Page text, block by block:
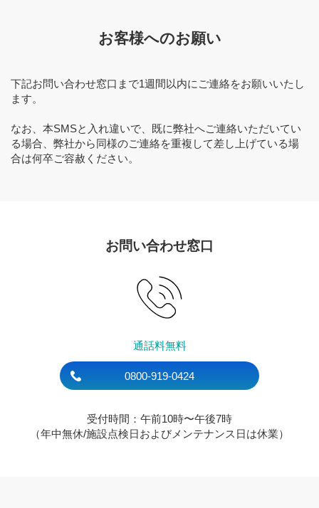
お客様へのお願い
下記お問い合わせ窓口まで1週間以内にご連絡をお願いいたし
ます。
なお、本SMSと入れ違いで、既に弊社へご連絡いただいてい
る場合、弊社から同様のご連絡を重複して差し上げている場
合は何卒ご容赦ください。
お問い合わせ窓口
通話料無料
0800-919-0424
受付時間：午前10時〜午後7時
（年中無休/施設点検日およびメンテナンス日は休業）